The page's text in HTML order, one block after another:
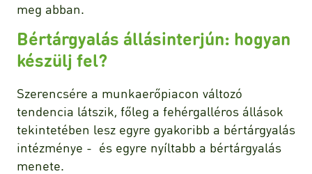
meg abban.
Bértárgyalás állásinterjún: hogyan
készülj fel?
Szerencsére a munkaerőpiacon változó
tendencia látszik, főleg a fehérgalléros állások
tekintetében lesz egyre gyakoribb a bértárgyalás
intézménye - és egyre nyíltabb a bértárgyalás
menete.